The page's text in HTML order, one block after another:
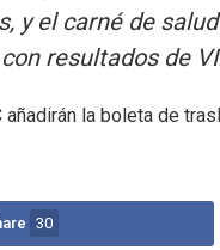
y el carné de
resultados de
la boleta de
30